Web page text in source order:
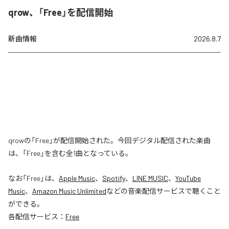
qrow、「Free」を配信開始
新曲情報 2026.8.7
qrowの「Free」が配信開始された。今回デジタル配信された楽曲
は、「Free」を含む全1曲となっている。
なお「Free」は、 Apple Music、 Spotify、 LINE MUSIC、 YouTube
Music、 Amazon Music Unlimitedなどの音楽配信サービスで聴くこと
ができる。
各配信サービス： Free